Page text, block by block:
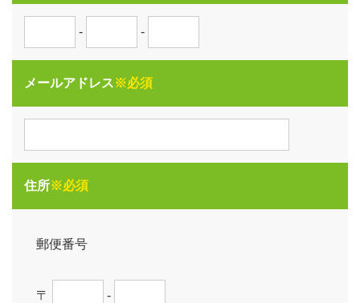
- -
メールアドレス※必須
住所※必須
郵便番号
〒 -